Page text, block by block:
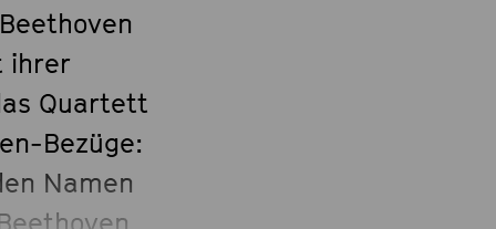
ihrer
Quartett
Bezüge:
Namen